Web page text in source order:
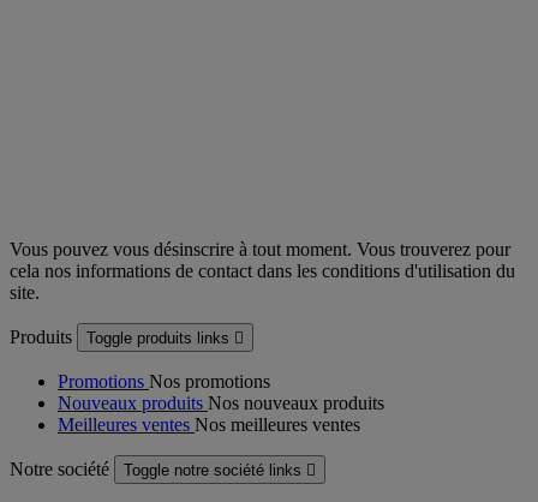
Vous pouvez vous désinscrire à tout moment. Vous trouverez pour
cela nos informations de contact dans les conditions d'utilisation du
site.
Produits Toggle produits links 
Promotions Nos promotions
Nouveaux produits Nos nouveaux produits
Meilleures ventes Nos meilleures ventes
Notre société Toggle notre société links 